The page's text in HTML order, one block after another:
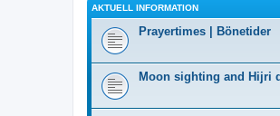
AKTUELL INFORMATION
Prayertimes | Bönetider
Moon sighting and Hijri